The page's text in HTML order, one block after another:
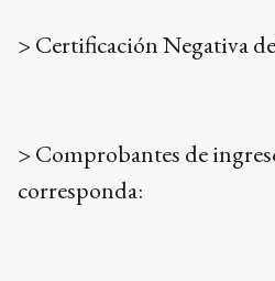
> Certificación Negativa
> Comprobantes de
corresponda: